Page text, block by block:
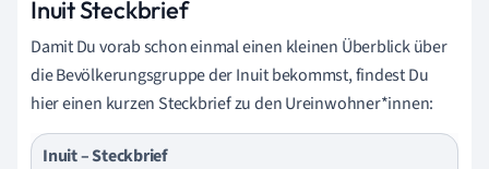
Inuit Steckbrief
Damit Du vorab schon einmal einen kleinen Überblick über
die Bevölkerungsgruppe der Inuit bekommst, findest Du
hier einen kurzen Steckbrief zu den Ureinwohner*innen:
Inuit – Steckbrief